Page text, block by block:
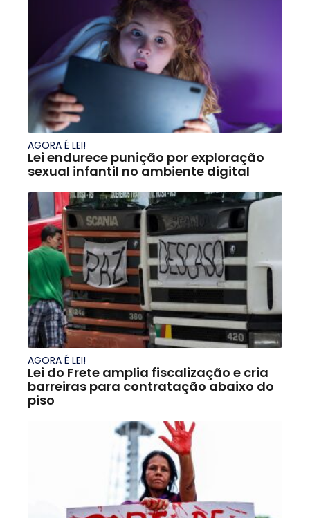
AGORA É LEI!
Lei endurece punição por exploração
sexual infantil no ambiente digital
AGORA É LEI!
Lei do Frete amplia fiscalização e cria
barreiras para contratação abaixo do
piso